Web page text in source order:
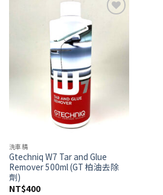
洗車精
Gtechniq W7 Tar and Glue
Remover 500ml (GT 柏油去除
劑)
NT$400